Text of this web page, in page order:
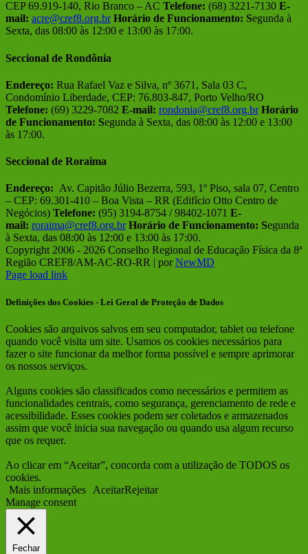
CEP 69.919-140, Rio Branco – AC Telefone: (68) 3221-7130 E-
mail: acre@cref8.org.br Horário de Funcionamento: Segunda à
Sexta, das 08:00 às 12:00 e 13:00 às 17:00.
Seccional de Rondônia
Endereço: Rua Rafael Vaz e Silva, nº 3671, Sala 03 C,
Condomínio Liberdade, CEP: 76.803-847, Porto Velho/RO
Telefone: (69) 3229-7082 E-mail: rondonia@cref8.org.br Horário
de Funcionamento: Segunda à Sexta, das 08:00 às 12:00 e 13:00
às 17:00.
Seccional de Roraima
Endereço: Av. Capitão Júlio Bezerra, 593, 1º Piso, sala 07, Centro
– CEP: 69.301-410 – Boa Vista – RR (Edifício Otto Centro de
Negócios) Telefone: (95) 3194-8754 / 98402-1071 E-
mail: roraima@cref8.org.br Horário de Funcionamento: Segunda
à Sexta, das 08:00 às 12:00 e 13:00 às 17:00.
Copyright 2006 - 2026 Conselho Regional de Educação Física da 8ª
Região CREF8/AM-AC-RO-RR | porNewMD
Facebook
Instagram
Page load link
Definições dos Cookies - Lei Geral de Proteção de Dados
Cookies são arquivos salvos em seu computador, tablet ou telefone
quando você visita um site. Usamos os cookies necessários para
fazer o site funcionar da melhor forma possível e sempre aprimorar
os nossos serviços.
Alguns cookies são classificados como necessários e permitem as
funcionalidades centrais, como segurança, gerenciamento de rede e
acessibilidade. Esses cookies podem ser coletados e armazenados
assim que você inicia sua navegação ou quando usa algum recurso
que os requer.
Ao clicar em “Aceitar”, concorda com a utilização de TODOS os
cookies.
Mais informações
AceitarRejeitar
Manage consent
Fechar